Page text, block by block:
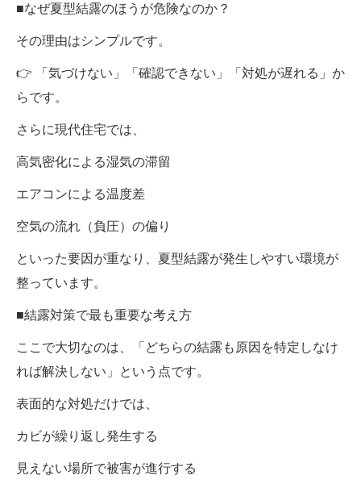
■なぜ夏型結露のほうが危険なのか？
その理由はシンプルです。
👉 「気づけない」「確認できない」「対処が遅れる」か
らです。
さらに現代住宅では、
高気密化による湿気の滞留
エアコンによる温度差
空気の流れ（負圧）の偏り
といった要因が重なり、夏型結露が発生しやすい環境が
整っています。
■結露対策で最も重要な考え方
ここで大切なのは、「どちらの結露も原因を特定しなけ
れば解決しない」という点です。
表面的な対処だけでは、
カビが繰り返し発生する
見えない場所で被害が進行する